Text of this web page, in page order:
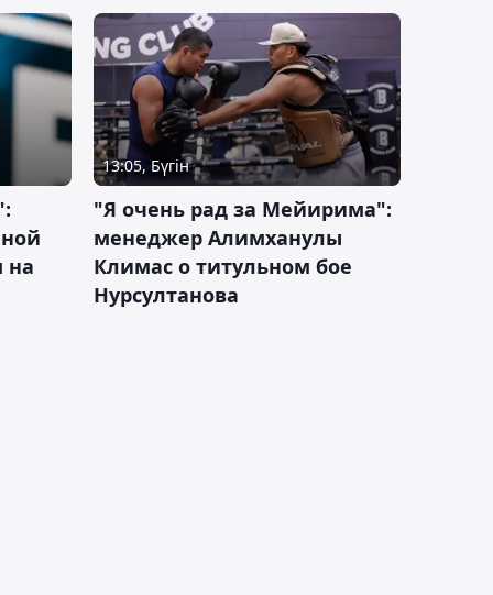
на
13:05, Бүгін
"Я очень рад за Мейирима":
менеджер Алимханулы
Климас о титульном бое
Нурсултанова